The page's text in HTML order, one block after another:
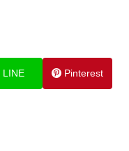
LINE Pinterest